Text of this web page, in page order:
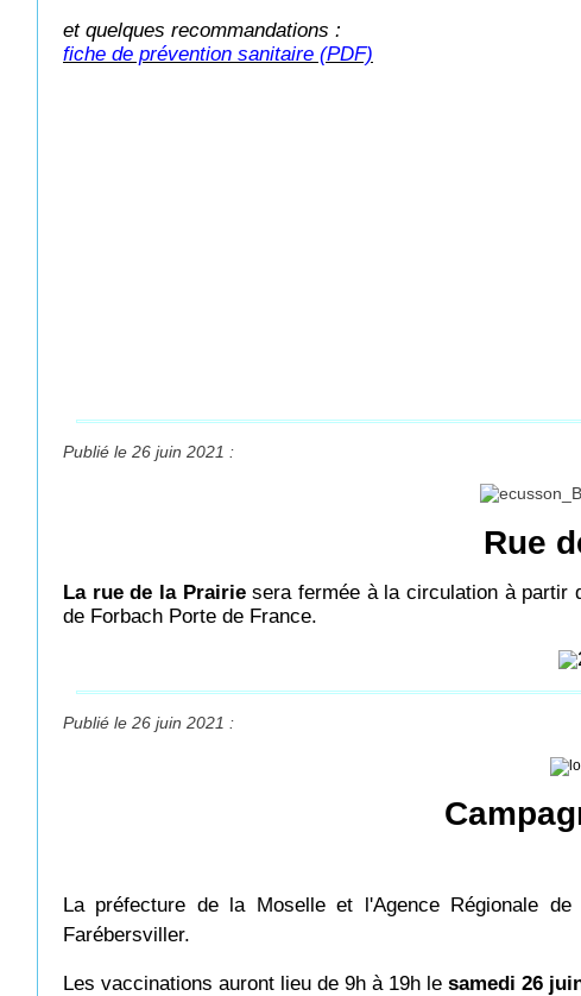
et quelques recommandations :
fiche de prévention sanitaire (PDF)
Publié le 26 juin 2021 :
Rue
La rue de la Prairiesera fermée à la circulation à partir
de Forbach Porte de France.
Publié le 26 juin 2021 :
La préfecture de la Moselle et l'Agence Régionale de
Farébersviller.
Les vaccinations auront lieu de 9h à 19h le samedi 26